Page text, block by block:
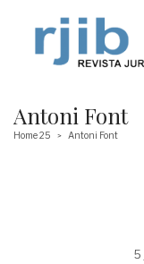
Antoni Font
Home 25 > Antoni Font
5